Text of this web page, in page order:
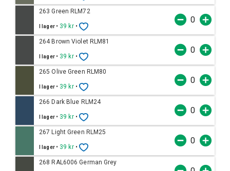
263 Green RLM72
I lager • 39 kr •
264 Brown Violet RLM81
I lager • 39 kr •
265 Olive Green RLM80
I lager • 39 kr •
266 Dark Blue RLM24
I lager • 39 kr •
267 Light Green RLM25
I lager • 39 kr •
268 RAL6006 German Grey